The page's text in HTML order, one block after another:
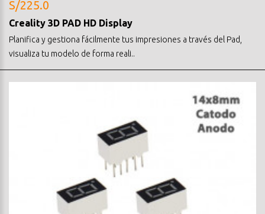
S/225.0
Creality 3D PAD HD Display
Planifica y gestiona fácilmente tus impresiones a través del Pad,
visualiza tu modelo de forma reali..